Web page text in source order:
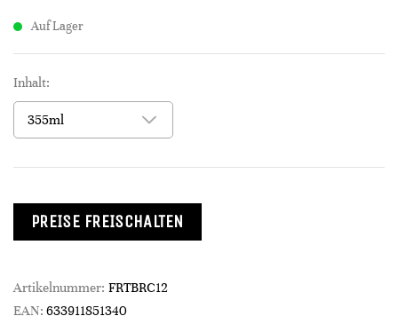
Auf Lager
Inhalt:
PREISE FREISCHALTEN
Artikelnummer: FRTBRC12
EAN: 633911851340